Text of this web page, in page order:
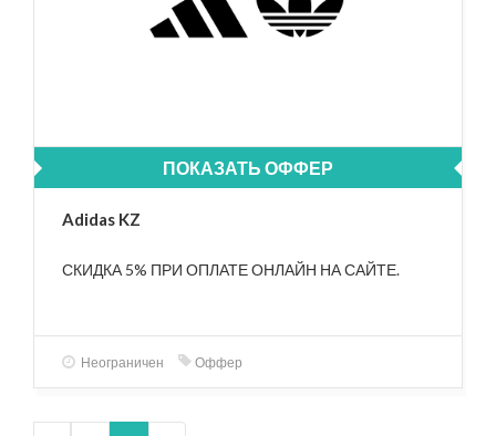
ПОКАЗАТЬ ОФФЕР
Adidas KZ
СКИДКА 5% ПРИ ОПЛАТЕ ОНЛАЙН НА САЙТЕ.
Неограничен Оффер